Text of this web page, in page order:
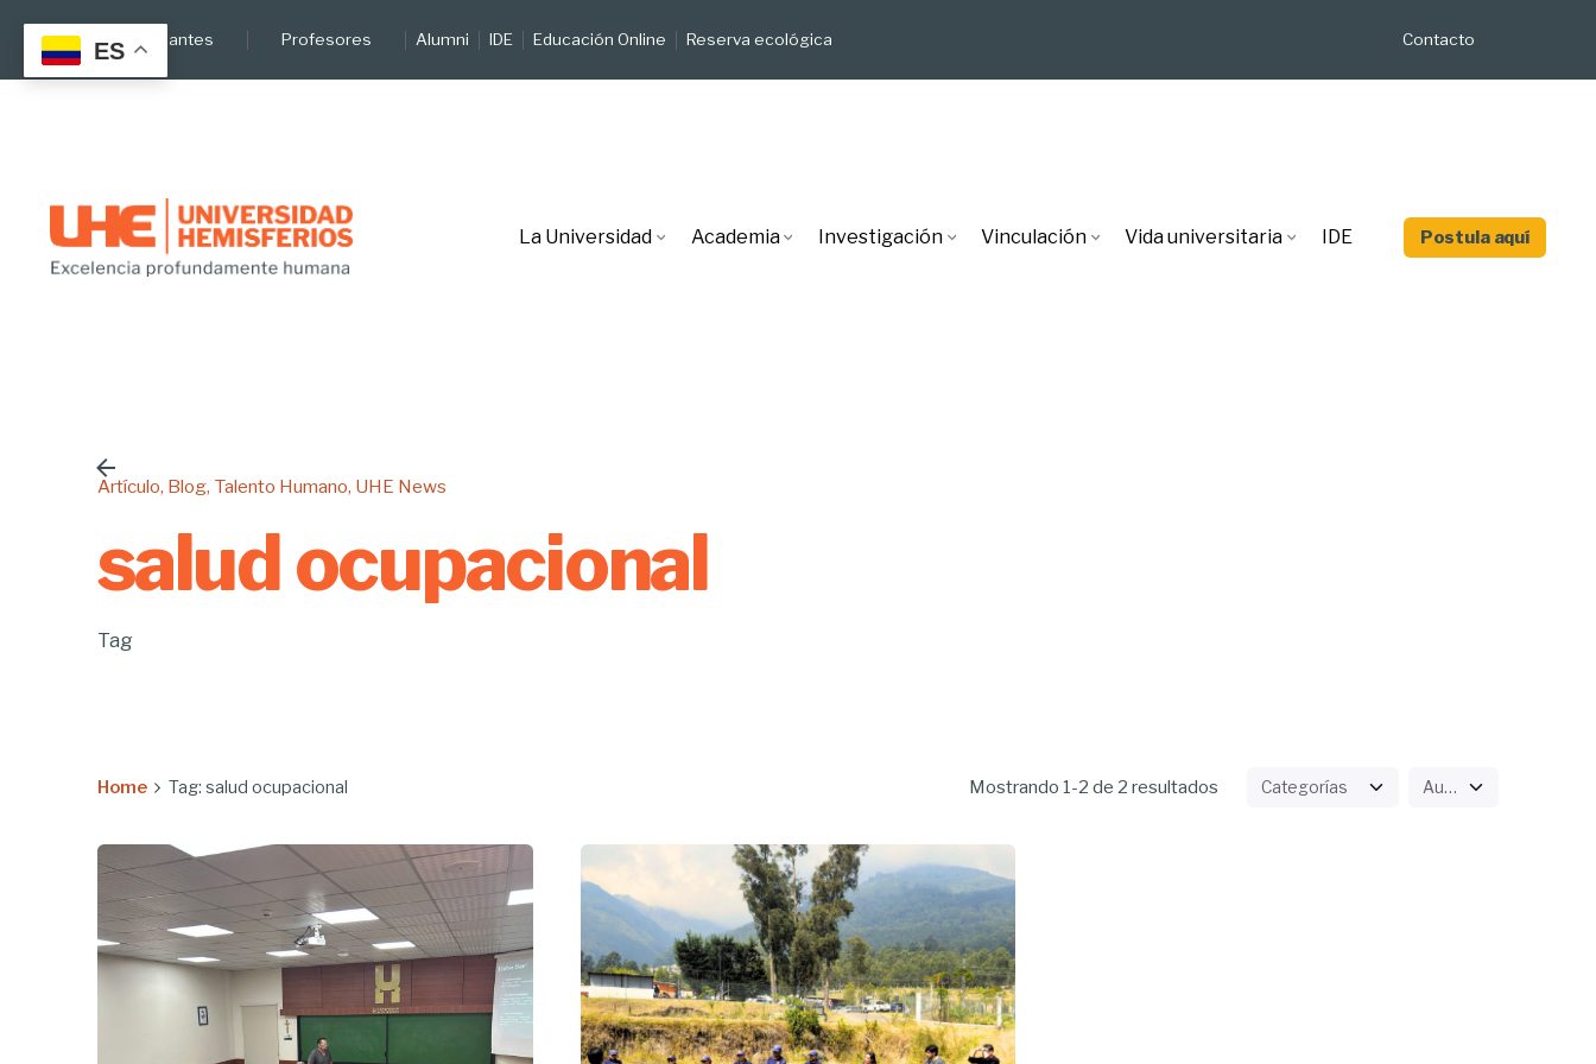
content
Estudiantes Profesores Alumni IDE Educación Online Reserva ecológica Contacto
La Universidad Academia Investigación Vinculación Vida universitaria IDE Postula aquí
Artículo Blog Talento Humano UHE News
salud ocupacional
Tag
Home Tag: salud ocupacional Mostrando 1-2 de 2 resultados
ES